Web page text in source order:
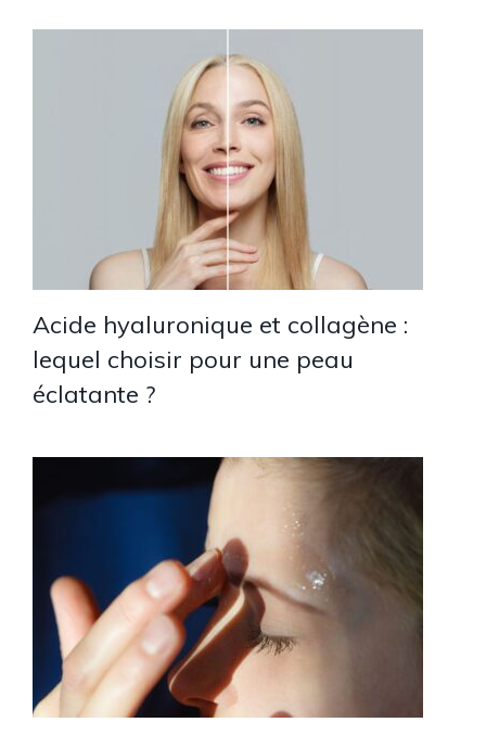
Acide hyaluronique et collagène :
lequel choisir pour une peau
éclatante ?